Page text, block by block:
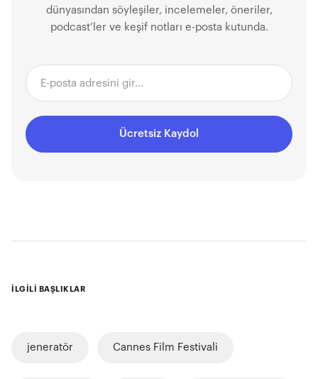
dünyasından söyleşiler, incelemeler, öneriler,
podcast’ler ve keşif notları e-posta kutunda.
Ücretsiz Kaydol
İLGİLİ BAŞLIKLAR
jeneratör Cannes Film Festivali